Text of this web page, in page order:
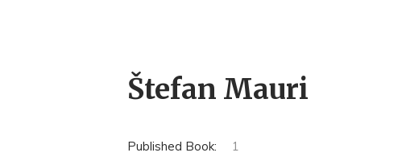
Štefan Mauri
Published Book: 1